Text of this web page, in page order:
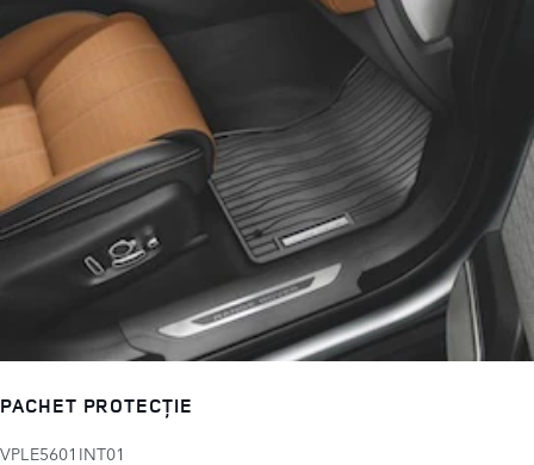
PACHET PROTECȚIE
VPLE5601INT01